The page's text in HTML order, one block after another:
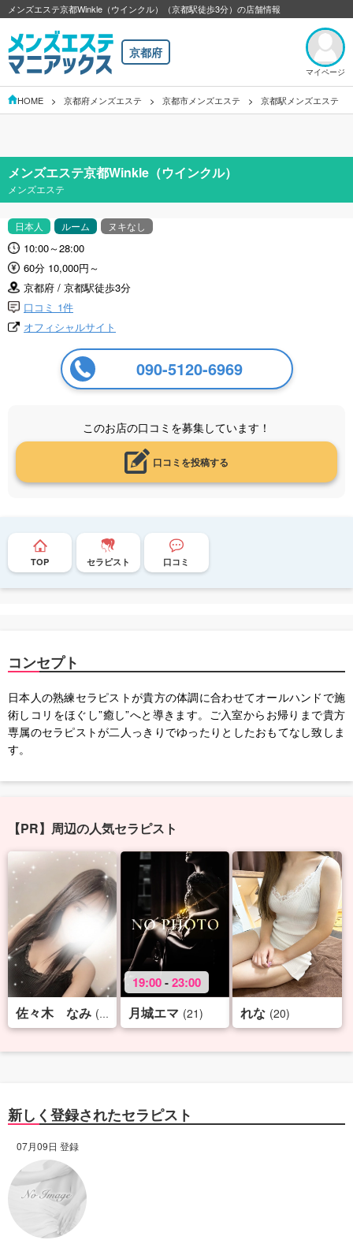
メンズエステ京都Winkle（ウインクル）（京都駅徒歩3分）の店舗情報
京都府
マイページ
HOME 京都府メンズエステ 京都市メンズエステ 京都駅メンズエステ
メンズエステ京都Winkle（ウインクル）
メンズエステ
日本人 ルーム ヌキなし
10:00～28:00
60分 10,000円～
京都府 / 京都駅徒歩3分
口コミ 1件
オフィシャルサイト
090-5120-6969
このお店の口コミを募集しています！
口コミを投稿する
TOP セラピスト 口コミ
コンセプト
日本人の熟練セラピストが貴方の体調に合わせてオールハンドで施
術しコリをほぐし”癒し”へと導きます。ご入室からお帰りまで貴方
専属のセラピストが二人っきりでゆったりとしたおもてなし致しま
す。
【PR】周辺の人気セラピスト
佐々木 なみ (25)
19:00-23:00
月城エマ (21) れな (20)
新しく登録されたセラピスト
07月09日 登録